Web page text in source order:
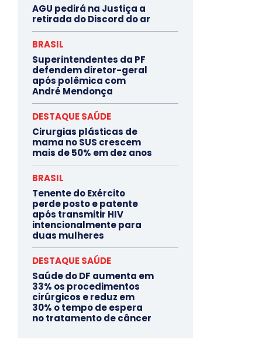
AGU pedirá na Justiça a
retirada do Discord do ar
BRASIL
Superintendentes da PF
defendem diretor-geral
após polêmica com
André Mendonça
DESTAQUE SAÚDE
Cirurgias plásticas de
mama no SUS crescem
mais de 50% em dez anos
BRASIL
Tenente do Exército
perde posto e patente
após transmitir HIV
intencionalmente para
duas mulheres
DESTAQUE SAÚDE
Saúde do DF aumenta em
33% os procedimentos
cirúrgicos e reduz em
30% o tempo de espera
no tratamento de câncer